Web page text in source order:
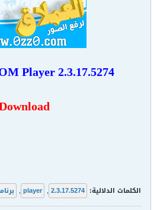
Player 2.3.17.5274
الكلمات الدلالية: 2.3.17.5274
,
player
,